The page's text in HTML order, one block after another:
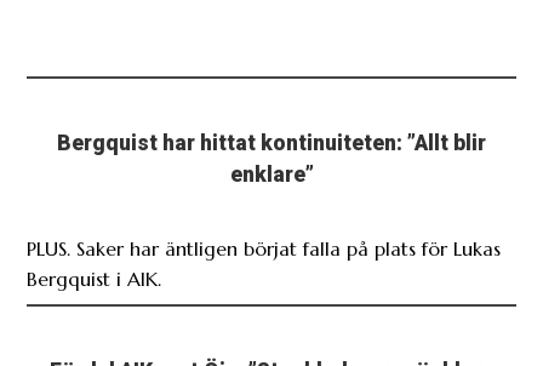
Bergquist har hittat kontinuiteten: ”Allt blir
enklare”
PLUS. Saker har äntligen börjat falla på plats för Lukas
Bergquist i AIK.